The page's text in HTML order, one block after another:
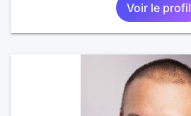
Voir le profil